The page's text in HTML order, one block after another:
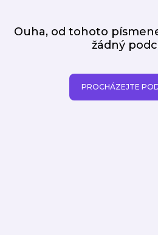
Ouha, od tohoto
žádný
PROCHÁZEJTE